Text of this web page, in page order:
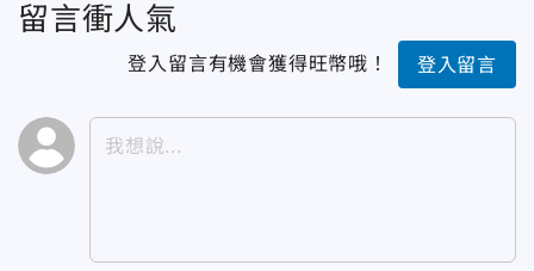
留言衝人氣
登入留言有機會獲得旺幣哦！ 登入留言